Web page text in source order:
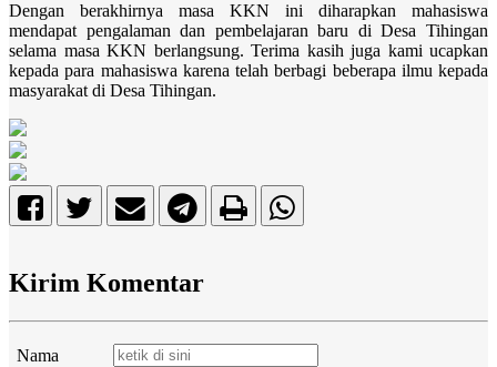
Dengan berakhirnya masa KKN ini diharapkan mahasiswa
mendapat pengalaman dan pembelajaran baru di Desa Tihingan
selama masa KKN berlangsung. Terima kasih juga kami ucapkan
kepada para mahasiswa karena telah berbagi beberapa ilmu kepada
masyarakat di Desa Tihingan.
Kirim Komentar
Nama